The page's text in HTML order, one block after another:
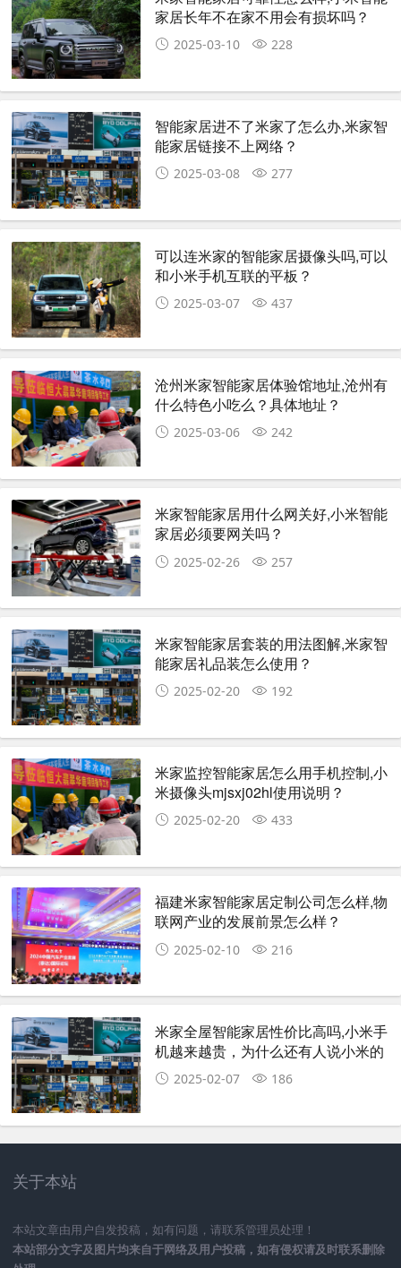
家居长年不在家不用会有损坏吗？
2025-03-10 228
智能家居进不了米家了怎么办,米家智
能家居链接不上网络？
2025-03-08 277
可以连米家的智能家居摄像头吗,可以
和小米手机互联的平板？
2025-03-07 437
沧州米家智能家居体验馆地址,沧州有
什么特色小吃么？具体地址？
2025-03-06 242
米家智能家居用什么网关好,小米智能
家居必须要网关吗？
2025-02-26 257
米家智能家居套装的用法图解,米家智
能家居礼品装怎么使用？
2025-02-20 192
米家监控智能家居怎么用手机控制,小
米摄像头mjsxj02hl使用说明？
2025-02-20 433
福建米家智能家居定制公司怎么样,物
联网产业的发展前景怎么样？
2025-02-10 216
米家全屋智能家居性价比高吗,小米手
机越来越贵，为什么还有人说小米的
性价比很高？
2025-02-07 186
关于本站
本站文章由用户自发投稿，如有问题，请联系管理员处理！
本站部分文字及图片均来自于网络及用户投稿，如有侵权请及时联系删除